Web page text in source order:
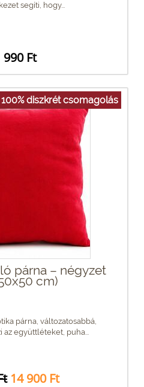
segíti, hogy...
990 Ft
100% diszkrét csomagolás
párna – négyzet
cm)
párna, változatosabbá,
együttléteket, puha...
14 900 Ft